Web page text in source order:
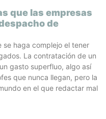
que las empresas
de
se haga complejo el tener
La contratación de un
gasto superfluo, algo así
que nunca llegan, pero la
en el que redactar mal